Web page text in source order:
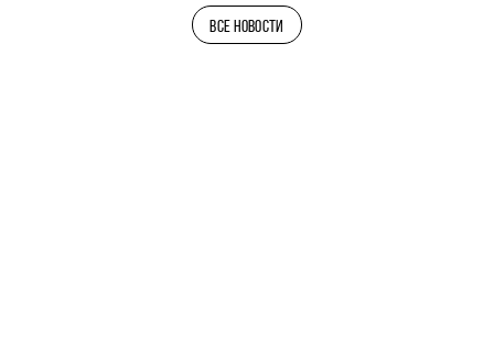
ВСЕ НОВОСТИ